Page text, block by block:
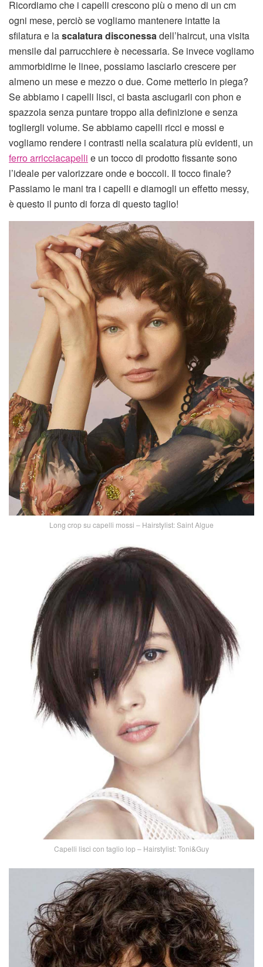
Ricordiamo che i capelli crescono più o meno di un cm
ogni mese, perciò se vogliamo mantenere intatte la
sfilatura e lascalatura disconessa dell’haircut, una visita
mensile dal parrucchiere è necessaria. Se invece vogliamo
ammorbidirne le linee, possiamo lasciarlo crescere per
almeno un mese e mezzo o due. Come metterlo in piega?
Se abbiamo i capelli lisci, ci basta asciugarli con phon e
spazzola senza puntare troppo alla definizione e senza
togliergli volume. Se abbiamo capelli ricci e mossi e
vogliamo rendere i contrasti nella scalatura più evidenti, un
ferro arricciacapelli e un tocco di prodotto fissante sono
l’ideale per valorizzare onde e boccoli. Il tocco finale?
Passiamo le mani tra i capelli e diamogli un effetto messy,
è questo il punto di forza di questo taglio!
Long crop su capelli mossi – Hairstylist: Saint Algue
Capelli lisci con taglio lop – Hairstylist: Toni&Guy